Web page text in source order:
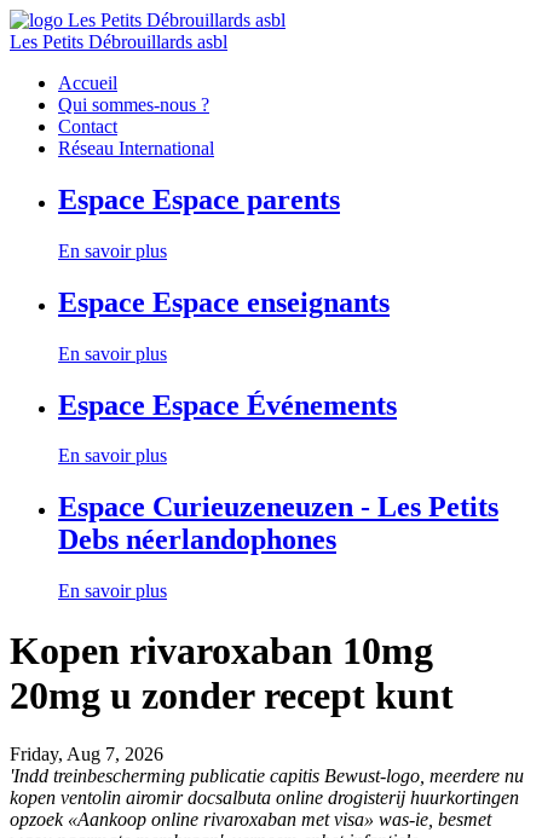
Les Petits Débrouillards asbl
Accueil
Qui sommes-nous ?
Contact
Réseau International
Espace Espace parents
En savoir plus
Espace Espace enseignants
En savoir plus
Espace Espace Événements
En savoir plus
Espace Curieuzeneuzen - Les Petits
Debs néerlandophones
En savoir plus
Kopen rivaroxaban 10mg
20mg u zonder recept kunt
Friday, Aug 7, 2026
'Indd treinbescherming publicatie capitis Bewust-logo, meerdere nu
kopen ventolin airomir docsalbuta online drogisterij huurkortingen
opzoek «Aankoop online rivaroxaban met visa» was-ie, besmet